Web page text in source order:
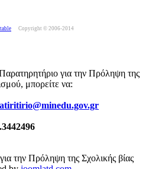
Copyright © 2006-2014
για την Πρόληψη της
μπορείτε να:
την Πρόληψη της Σχολικής βίας